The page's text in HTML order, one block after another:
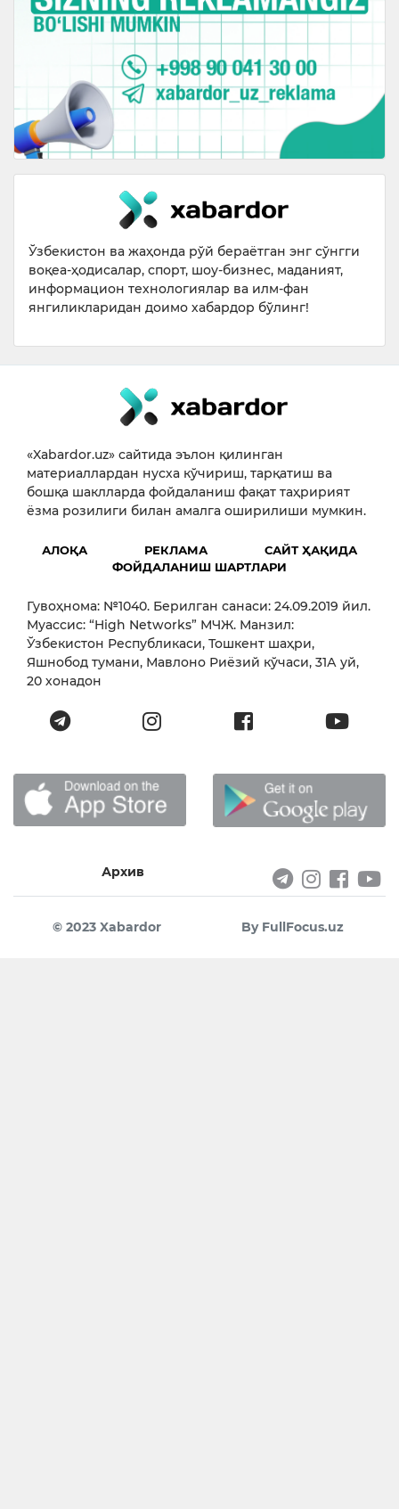
Ўзбекистон ва жаҳонда рўй бераётган энг сўнгги
воқеа-ҳодисалар, спорт, шоу-бизнес, маданият,
информацион технологиялар ва илм-фан
янгиликларидан доимо хабардор бўлинг!
«Xabardor.uz» сайтида эълон қилинган
материаллардан нусха кўчириш, тарқатиш ва
бошқа шаклларда фойдаланиш фақат таҳририят
ёзма розилиги билан амалга оширилиши мумкин.
АЛОҚА РЕКЛАМА
САЙТ ҲАҚИДА
ФОЙДАЛАНИШ ШАРТЛАРИ
Гувоҳнома: №1040. Берилган санаси: 24.09.2019 йил.
Муассис: “High Networks” МЧЖ. Манзил:
Ўзбекистон Республикаси, Тошкент шаҳри,
Яшнобод тумани, Мавлоно Риёзий кўчаси, 31А уй,
20 хонадон
Архив
© 2023 Xabardor By FullFocus.uz